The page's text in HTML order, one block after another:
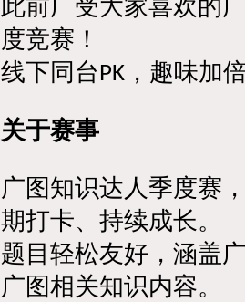
此前广受大家喜欢的
度竞赛！
线下同台PK ， 趣味加
关于赛事
广图知识达人季度赛
期打卡、持续成长。
题目轻松友好，涵盖
广图相关知识内容。